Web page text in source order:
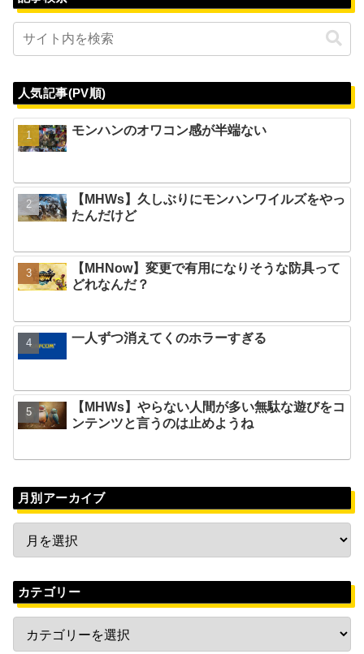
人気記事(PV順)
モンハンのオワコン感が半端ない
【MHWs】久しぶりにモンハンワイルズをやっ
たんだけど
【MHNow】変更で有用になりそうな防具って
どれなんだ？
一人ずつ消えてくのホラーすぎる
【MHWs】やらない人間が多い無駄な遊びをコ
ンテンツと言うのは止めようね
月別アーカイブ
カテゴリー